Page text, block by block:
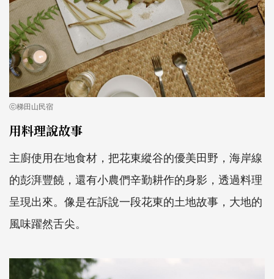
ⓒ梯田山民宿
用料理說故事
主廚使用在地食材，把花東縱谷的優美田野，海岸線
的彭湃豐饒，還有小農們辛勤耕作的身影，透過料理
呈現出來。像是在訴說一段花東的土地故事，大地的
風味躍然舌尖。